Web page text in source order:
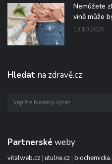
Nemůžete
vině může
13.10.2025
Hledat na zdravě.cz
Partnerské weby
vitalweb.cz | utulne.cz |